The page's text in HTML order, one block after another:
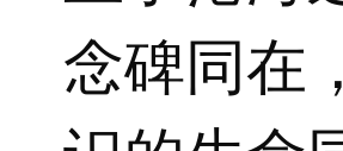
念碑同在